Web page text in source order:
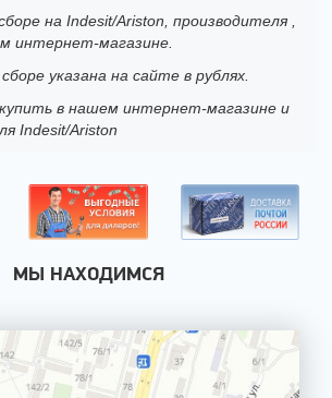
на Indesit/Ariston, производителя ,
интернет-магазине.
указана на сайте в рублях.
в нашем интернет-магазине и
Indesit/Ariston
МЫ НАХОДИМСЯ